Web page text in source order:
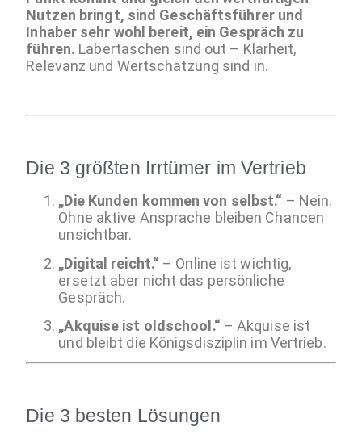
Nutzen bringt, sind Geschäftsführer und
Inhaber sehr wohl bereit, ein Gespräch zu
führen. Labertaschen sind out – Klarheit,
Relevanz und Wertschätzung sind in.
Die 3 größten Irrtümer im Vertrieb
„Die Kunden kommen von selbst.“ – Nein.
Ohne aktive Ansprache bleiben Chancen
unsichtbar.
„Digital reicht.“ – Online ist wichtig,
ersetzt aber nicht das persönliche
Gespräch.
„Akquise ist oldschool.“ – Akquise ist
und bleibt die Königsdisziplin im Vertrieb.
Die 3 besten Lösungen